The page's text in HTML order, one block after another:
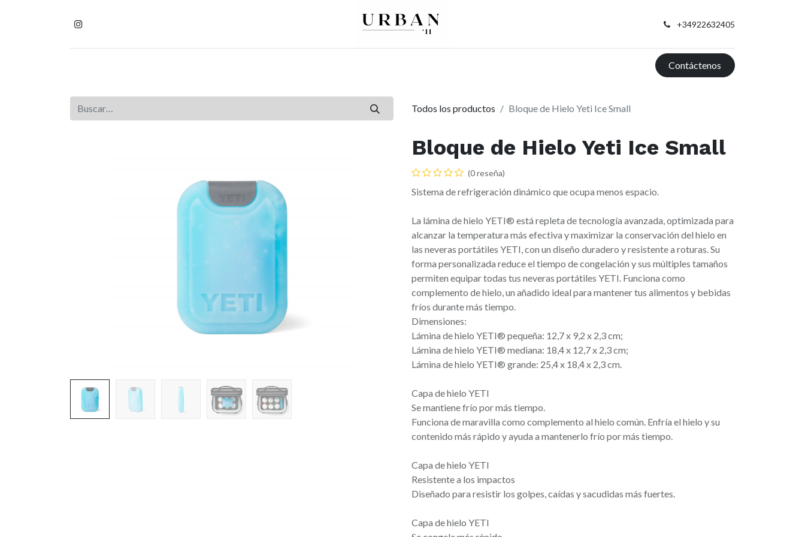
+34922632405
Contáctenos
Todos los productos Bloque de Hielo Yeti Ice Small
Bloque de Hielo Yeti Ice Small
(0 reseña)
Sistema de refrigeración dinámico que ocupa menos espacio.
La lámina de hielo YETI® está repleta de tecnología avanzada, optimizada para
alcanzar la temperatura más efectiva y maximizar la conservación del hielo en
las neveras portátiles YETI, con un diseño duradero y resistente a roturas. Su
forma personalizada reduce el tiempo de congelación y sus múltiples tamaños
permiten equipar todas tus neveras portátiles YETI. Funciona como
complemento de hielo, un añadido ideal para mantener tus alimentos y bebidas
fríos durante más tiempo.
Dimensiones:
Lámina de hielo YETI® pequeña: 12,7 x 9,2 x 2,3 cm;
Lámina de hielo YETI® mediana: 18,4 x 12,7 x 2,3 cm;
Lámina de hielo YETI® grande: 25,4 x 18,4 x 2,3 cm.
Capa de hielo YETI
Se mantiene frío por más tiempo.
Funciona de maravilla como complemento al hielo común. Enfría el hielo y su
contenido más rápido y ayuda a mantenerlo frío por más tiempo.
Capa de hielo YETI
Resistente a los impactos
Diseñado para resistir los golpes, caídas y sacudidas más fuertes.
Capa de hielo YETI